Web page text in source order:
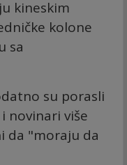
kineskim
kolone
sa
su porasli
novinari više
da "moraju da